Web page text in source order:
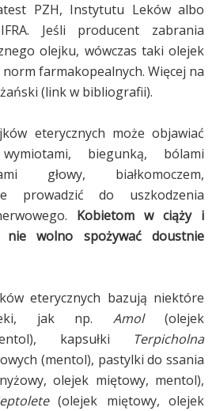
PZH, Instytutu Leków albo
Jeśli producent zabrania
olejku, wówczas taki olejek
farmakopealnych. Więcej na
(link w bibliografii).
eterycznych może objawiać
biegunką, bólami
głowy, białkomoczem,
prowadzić do uszkodzenia
Kobietom w ciąży i
nie wolno spożywać doustnie
eterycznych bazują niektóre
leki, jak np.Amol(olejek
kapsułki Terpicholna
(mentol), pastylki do ssania
olejek miętowy, mentol),
(olejek miętowy, olejek